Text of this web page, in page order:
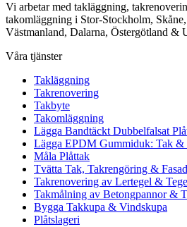
Vi arbetar med takläggning,
takomläggning i Stor-Stockholm,
Västmanland, Dalarna, Östergötland &
Våra tjänster
Takläggning
Takrenovering
Takbyte
Takomläggning
Lägga Bandtäckt Dubbelfalsat
Lägga EPDM Gummiduk: Tak &
Måla Plåttak
Tvätta Tak, Takrengöring &
Takrenovering av Lertegel &
Takmålning av Betongpannor &
Bygga Takkupa & Vindskupa
Plåtslageri